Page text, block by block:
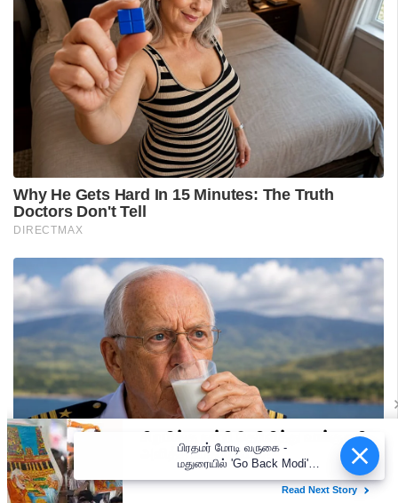
பிரதமர் மோடி வருகை -
மதுரையில் 'Go Back Modi'
போஸ்டர்களால் பரபரப்பு!